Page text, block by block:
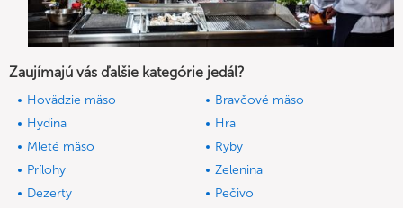
Zaujímajú vás ďalšie kategórie jedál?
Hovädzie mäso
Bravčové mäso
Hydina
Hra
Mleté mäso
Ryby
Prílohy
Zelenina
Dezerty
Pečivo